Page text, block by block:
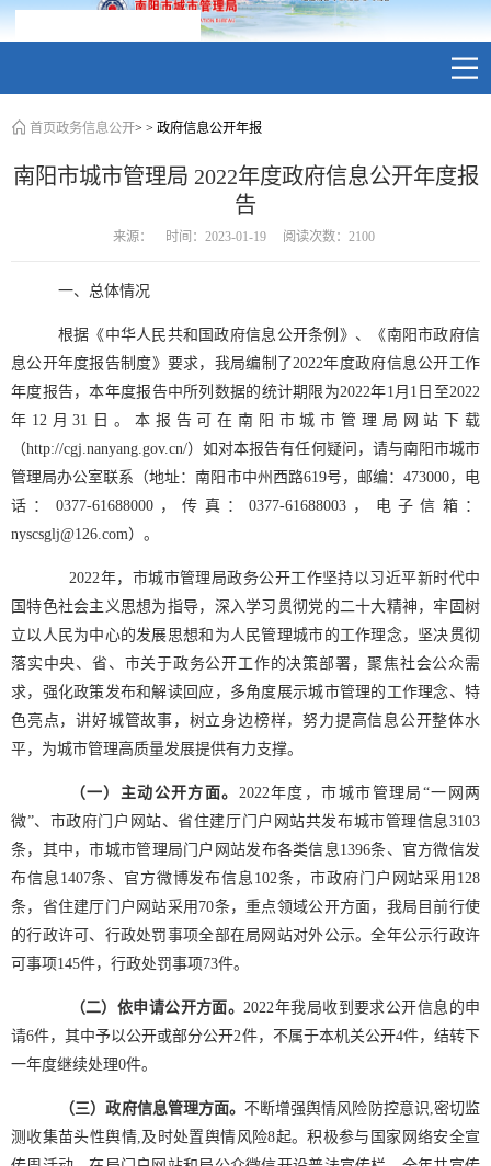
首页 >
政务信息公开 > 政府信息公开年报
南阳市城市管理局 2022年度政府信息公开年度报
告
来源： 时间：2023-01-19 阅读次数： 2100
一、总体情况
根据《中华人民共和国政府信息公开条例》、《南阳市政府信
息公开年度报告制度》 要求，我局编制了2022年度政府信息公开工作
年度报告，本年度报告中所列数据的统计期限为2022年1月1日至2022
年12月31日。 本报告可在南阳市城市管理局网站下载
（http://cgj.nanyang.gov.cn/）如对本报告有任何疑问，请与南阳市城市
管理局办公室联系（地址：南阳市中州西路619号，邮编：473000，电
话：0377-61688000，传真：0377-61688003，电子信箱：
nyscsglj@126.com）。
2022年，市城市管理局政务公开工作坚持以习近平新时代中
国特色社会主义思想为指导，深入学习贯彻党的二十大精神，牢固树
立以人民为中心的发展思想和为人民管理城市的工作理念，坚决贯彻
落实中央、省、市关于政务公开工作的决策部署，聚焦社会公众需
求，强化政策发布和解读回应，多角度展示城市管理的工作理念、特
色亮点，讲好城管故事，树立身边榜样，努力提高信息公开整体水
平，为城市管理高质量发展提供有力支撑。
（一）主动公开方面。 2022年度，市城市管理局“一网两
微”、市政府门户网站、省住建厅门户网站共发布城市管理信息3103
条，其中，市城市管理局门户网站发布各类信息1396条、官方微信发
布信息1407条、官方微博发布信息102条，市政府门户网站采用128
条，省住建厅门户网站采用70条，重点领域公开方面，我局目前行使
的行政许可、行政处罚事项全部在局网站对外公示。全年公示行政许
可事项145件，行政处罚事项73件。
（二）依申请公开方面。 2022年我局收到要求公开信息的申
请6件，其中予以公开或部分公开2件，不属于本机关公开4件，结转下
一年度继续处理0件。
（三）政府信息管理方面。不断增强舆情风险防控意识,密切监
测收集苗头性舆情,及时处置舆情风险8起。积极参与国家网络安全宣